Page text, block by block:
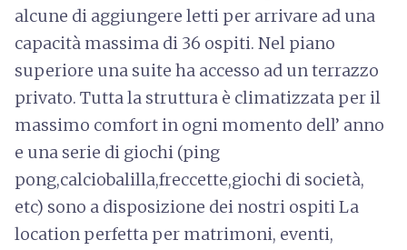
alcune di aggiungere letti per arrivare ad una
capacità massima di 36 ospiti. Nel piano
superiore una suite ha accesso ad un terrazzo
privato. Tutta la struttura è climatizzata per il
massimo comfort in ogni momento dell’ anno
e una serie di giochi (ping
pong,calciobalilla,freccette,giochi di società,
etc) sono a disposizione dei nostri ospiti La
location perfetta per matrimoni, eventi,